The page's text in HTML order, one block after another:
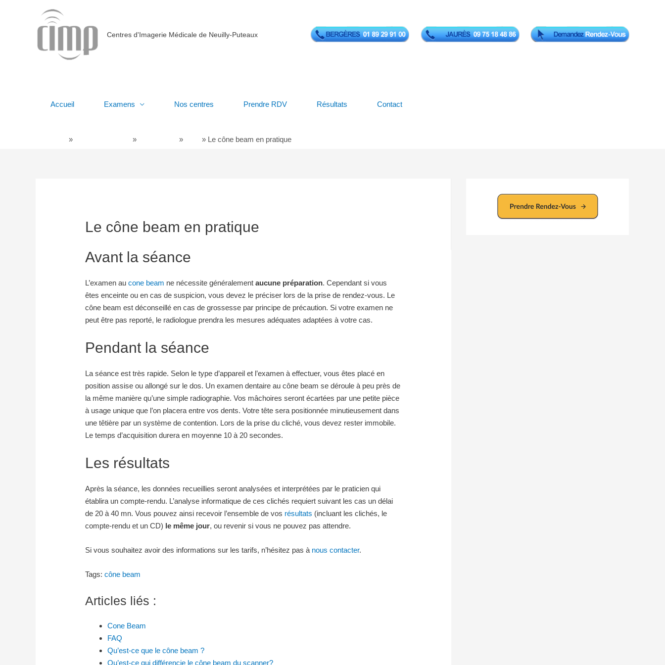
Centres d'Imagerie Médicale de Neuilly-Puteaux
Accueil Examens Nos centres Prendre RDV Résultats Contact
» » » » Le cône beam en pratique
Le cône beam en pratique
Avant la séance
L’examen aucone beam ne nécessite généralementaucune préparation. Cependant si vous
êtes enceinte ou en cas de suspicion, vous devez le préciser lors de la prise de rendez-vous. Le
cône beam est déconseillé en cas de grossesse par principe de précaution. Si votre examen ne
peut être pas reporté, le radiologue prendra les mesures adéquates adaptées à votre cas.
Pendant la séance
La séance est très rapide. Selon le type d’appareil et l’examen à effectuer, vous êtes placé en
position assise ou allongé sur le dos. Un examen dentaire au cône beam se déroule à peu près de
la même manière qu’une simple radiographie. Vos mâchoires seront écartées par une petite pièce
à usage unique que l’on placera entre vos dents. Votre tête sera positionnée minutieusement dans
une têtière par un système de contention. Lors de la prise du cliché, vous devez rester immobile.
Le temps d’acquisition durera en moyenne 10 à 20 secondes.
Les résultats
Après la séance, les données recueillies seront analysées et interprétées par le praticien qui
établira un compte-rendu. L’analyse informatique de ces clichés requiert suivant les cas un délai
de 20 à 40 mn. Vous pouvez ainsi recevoir l’ensemble de vos résultats (incluant les clichés, le
compte-rendu et un CD) le même jour, ou revenir si vous ne pouvez pas attendre.
Si vous souhaitez avoir des informations sur les tarifs, n’hésitez pas à nous contacter.
Tags:cône beam
Articles liés :
Cone Beam
FAQ
Qu’est-ce que le cône beam ?
Qu’est-ce qui différencie le cône beam du scanner?